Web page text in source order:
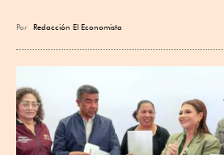
Por Redacción El Economista